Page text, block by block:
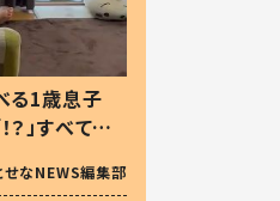
る1歳息子
」すべてを
から許
せなNEWS編集部